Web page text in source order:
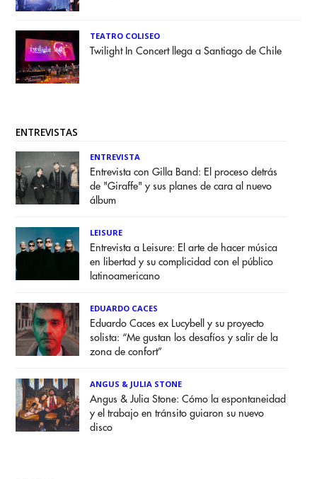
TEATRO COLISEO
Twilight In Concert llega a Santiago de Chile
ENTREVISTAS
ENTREVISTA
Entrevista con Gilla Band: El proceso detrás
de "Giraffe" y sus planes de cara al nuevo
álbum
LEISURE
Entrevista a Leisure: El arte de hacer música
en libertad y su complicidad con el público
latinoamericano
EDUARDO CACES
Eduardo Caces ex Lucybell y su proyecto
solista: “Me gustan los desafíos y salir de la
zona de confort”
ANGUS & JULIA STONE
Angus & Julia Stone: Cómo la espontaneidad
y el trabajo en tránsito guiaron su nuevo
disco